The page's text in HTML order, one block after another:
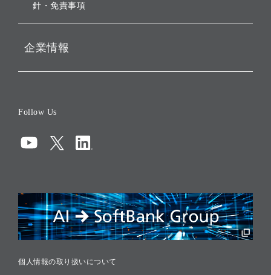
針・免責事項
企業情報
コンプライアンス
リスクマネジメント
税務に対する取り組み
採用情報
Follow Us
個人情報の取り扱いについて